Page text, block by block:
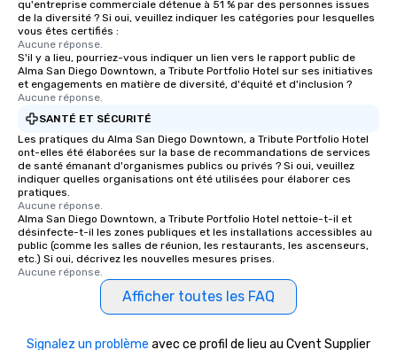
qu'entreprise commerciale détenue à 51 % par des personnes issues
de la diversité ? Si oui, veuillez indiquer les catégories pour lesquelles
vous êtes certifiés :
Aucune réponse.
S'il y a lieu, pourriez-vous indiquer un lien vers le rapport public de
Alma San Diego Downtown, a Tribute Portfolio Hotel sur ses initiatives
et engagements en matière de diversité, d'équité et d'inclusion ?
Aucune réponse.
SANTÉ ET SÉCURITÉ
Les pratiques du Alma San Diego Downtown, a Tribute Portfolio Hotel
ont-elles été élaborées sur la base de recommandations de services
de santé émanant d'organismes publics ou privés ? Si oui, veuillez
indiquer quelles organisations ont été utilisées pour élaborer ces
pratiques.
Aucune réponse.
Alma San Diego Downtown, a Tribute Portfolio Hotel nettoie-t-il et
désinfecte-t-il les zones publiques et les installations accessibles au
public (comme les salles de réunion, les restaurants, les ascenseurs,
etc.) Si oui, décrivez les nouvelles mesures prises.
Aucune réponse.
Afficher toutes les FAQ
Signalez un problème avec ce profil de lieu au Cvent Supplier